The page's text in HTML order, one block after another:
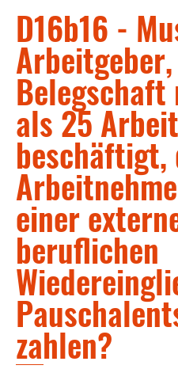
D16b16 -
als 25
beschäftigt,
einer
beruflichen
zahlen?